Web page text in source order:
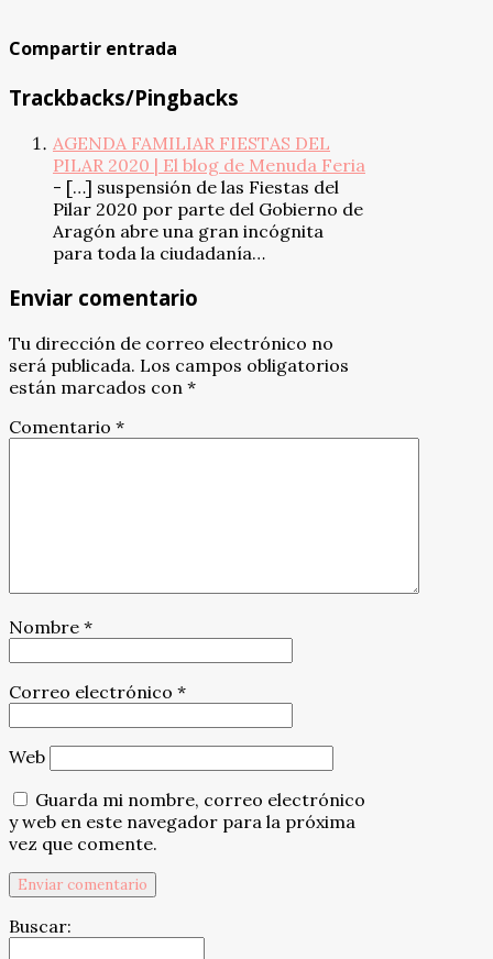
Compartir entrada
Trackbacks/Pingbacks
AGENDA FAMILIAR FIESTAS DEL
PILAR 2020 | El blog de Menuda Feria
- […] suspensión de las Fiestas del
Pilar 2020 por parte del Gobierno de
Aragón abre una gran incógnita
para toda la ciudadanía…
Enviar comentario
Tu dirección de correo electrónico no
será publicada. Los campos obligatorios
están marcados con *
Comentario *
Nombre *
Correo electrónico *
Web
Guarda mi nombre, correo electrónico
y web en este navegador para la próxima
vez que comente.
Buscar: